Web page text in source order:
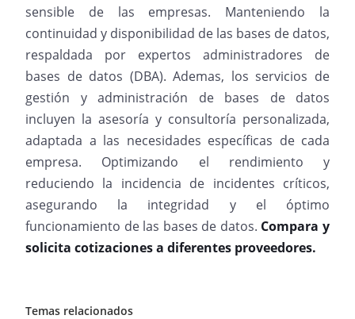
sensible de las empresas. Manteniendo la
continuidad y disponibilidad de las bases de datos,
respaldada por expertos administradores de
bases de datos (DBA). Ademas, los servicios de
gestión y administración de bases de datos
incluyen la asesoría y consultoría personalizada,
adaptada a las necesidades específicas de cada
empresa. Optimizando el rendimiento y
reduciendo la incidencia de incidentes críticos,
asegurando la integridad y el óptimo
funcionamiento de las bases de datos. Compara y
solicita cotizaciones a diferentes proveedores.
Temas relacionados